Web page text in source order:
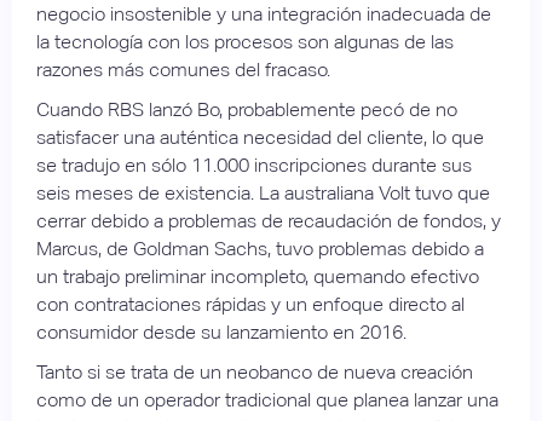
negocio insostenible y una integración inadecuada de
la tecnología con los procesos son algunas de las
razones más comunes del fracaso.
Cuando RBS lanzó Bo, probablemente pecó de no
satisfacer una auténtica necesidad del cliente, lo que
se tradujo en sólo 11.000 inscripciones durante sus
seis meses de existencia. La australiana Volt tuvo que
cerrar debido a problemas de recaudación de fondos, y
Marcus, de Goldman Sachs, tuvo problemas debido a
un trabajo preliminar incompleto, quemando efectivo
con contrataciones rápidas y un enfoque directo al
consumidor desde su lanzamiento en 2016.
Tanto si se trata de un neobanco de nueva creación
como de un operador tradicional que planea lanzar una